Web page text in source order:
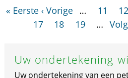
« Eerste ‹ Vorige … 11 12
17
18 19 …
Uw ondertekening
Uw ondertekening van een